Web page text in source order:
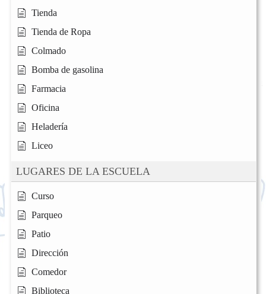
Tienda
Tienda de Ropa
Colmado
Bomba de gasolina
Farmacia
Oficina
Heladería
Liceo
LUGARES DE LA ESCUELA
Curso
Parqueo
Patio
Dirección
Comedor
Biblioteca